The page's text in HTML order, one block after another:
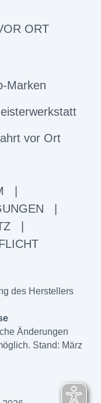
ORT
Marken
vor Ort
des Herstellers
Änderungen
Stand: März